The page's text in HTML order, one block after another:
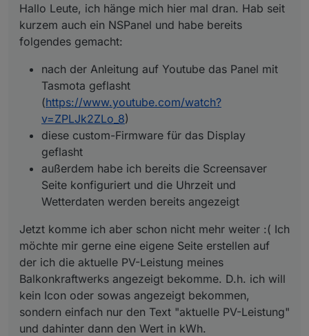
konfiguriert und die Uhrzeit und Wetterdaten
werden bereits angezeigt
angezeigt bekommen, sondern einfach nur den Text
"aktuelle PV-Leistung" und dahinter dann den Wert in
Watt.
Ich blicke aber leider im NS-Panel Typescript nicht
"Popup-Pages" ich da nehmen könnte um das so zu
realisieren.
Hat da jemand nen Tipp?
Danke schon mal :)
Hallo Leute, ich hänge mich hier mal dran. Hab seit
kurzem auch ein NSPanel und habe bereits
folgendes gemacht:
nach der Anleitung auf Youtube das Panel mit
Tasmota geflasht
(https://www.youtube.com/watch?
v=ZPLJk2ZLo_8)
diese custom-Firmware für das Display
geflasht
außerdem habe ich bereits die Screensaver
Seite konfiguriert und die Uhrzeit und
Wetterdaten werden bereits angezeigt
Jetzt komme ich aber schon nicht mehr weiter :( Ich
möchte mir gerne eine eigene Seite erstellen auf
der ich die aktuelle PV-Leistung meines
Balkonkraftwerks angezeigt bekomme. D.h. ich will
kein Icon oder sowas angezeigt bekommen,
sondern einfach nur den Text "aktuelle PV-Leistung"
und dahinter dann den Wert in kWh.